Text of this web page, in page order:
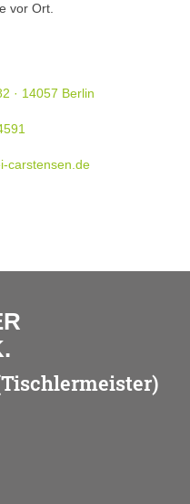
vor Ort.
· 14057 Berlin
carstensen.de